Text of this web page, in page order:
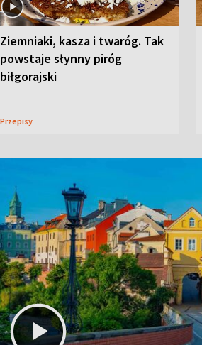
Ziemniaki, kasza i twaróg. Tak
powstaje słynny piróg
biłgorajski
Przepisy